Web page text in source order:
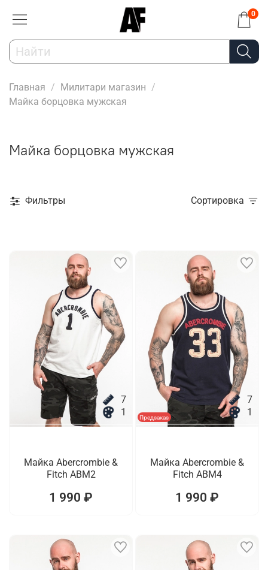
0
Главная
Милитари магазин
Майка борцовка мужская
Майка борцовка мужская
Фильтры Сортировка
7
1
Майка Abercrombie &
Fitch ABM2
1 990 ₽
Предзаказ
7
1
Майка Abercrombie &
Fitch ABM4
1 990 ₽